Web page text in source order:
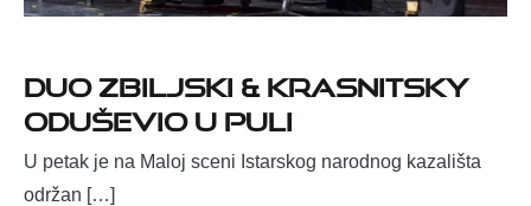
Duo Zbiljski & Krasnitsky
oduševio u Puli
U petak je na Maloj sceni Istarskog narodnog kazališta
održan […]